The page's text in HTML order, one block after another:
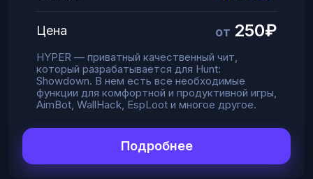
Цена от 250₽
HYPER — приватный качественный чит,
который разрабатывается для Hunt:
Showdown. В нем есть все необходимые
функции для комфортной и продуктивной игры,
AimBot, WallHack, EspLoot и многое другое.
Подробнее